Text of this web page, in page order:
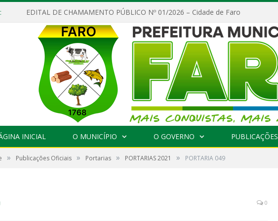
EDITAL DE CHAMAMENTO PÚBLICO Nº 01/2026 – Cidade de Faro
INICIAL O MUNICÍPIO O GOVERNO PUBLICAÇÕES
» Publicações Oficiais » Portarias » PORTARIAS 2021 » PORTARIA 049
0